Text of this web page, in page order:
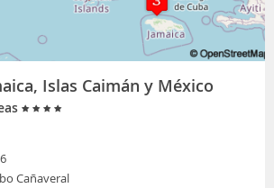
Islas Caimán y México
Cañaveral